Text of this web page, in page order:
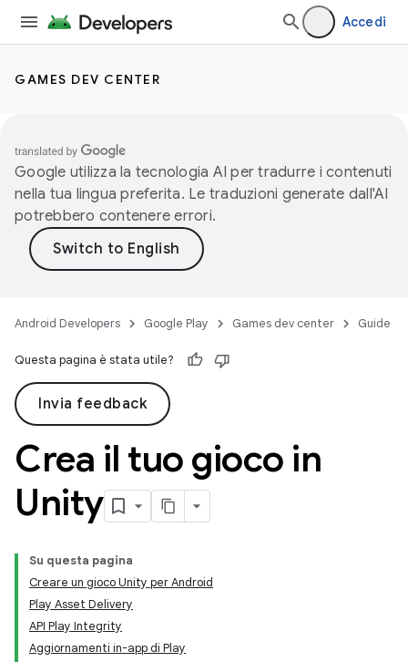
Accedi
GAMES DEV CENTER
Google utilizza la tecnologia AI per tradurre i contenuti
nella tua lingua preferita. Le traduzioni generate dall'AI
potrebbero contenere errori.
Android Developers Google Play Games dev center Guide
Questa pagina è stata utile?
Invia feedback
Crea il tuo gioco in
Unity
Su questa pagina
Creare un gioco Unity per Android
Play Asset Delivery
API Play Integrity
Aggiornamenti in-app di Play